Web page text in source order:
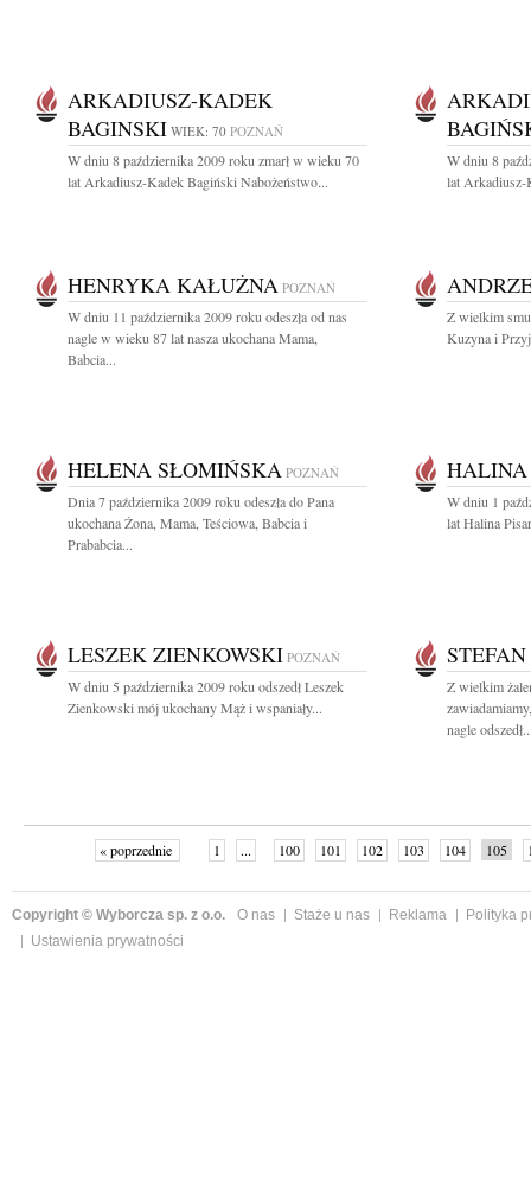
ARKADIUSZ-KADEK
BAGINSKI WIEK: 70 POZNAŃ
W dniu 8 października 2009 roku zmarł w wieku 70
lat Arkadiusz-Kadek Bagiński Nabożeństwo...
W dniu 8
lat Arkadiusz-
HENRYKA KAŁUŻNA POZNAŃ
W dniu 11 października 2009 roku odeszła od nas
nagle w wieku 87 lat nasza ukochana Mama,
Babcia...
Z wielkim
Kuzyna i
HELENA SŁOMIŃSKA POZNAŃ
Dnia 7 października 2009 roku odeszła do Pana
ukochana Żona, Mama, Teściowa, Babcia i
Prababcia...
HALINA
W dniu 1
lat Halina
LESZEK ZIENKOWSKI POZNAŃ
W dniu 5 października 2009 roku odszedł Leszek
Zienkowski mój ukochany Mąż i wspaniały...
Z wielkim
nagle
« poprzednie 1 ... 100 101 102 103 104 105
Copyright © Wyborcza sp. z o.o. O nas Staże u nas Reklama
Polityka
Ustawienia prywatności